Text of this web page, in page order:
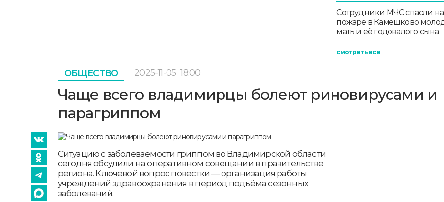
Сотрудники МЧС спасли на
пожаре в Камешково
мать и её годовалого сына
смотреть все
ОБЩЕСТВО 2025-11-05 18:00
Чаще всего владимирцы болеют риновирусами и
парагриппом
Ситуацию с заболеваемости гриппом во Владимирской области
сегодня обсудили на оперативном совещании в правительстве
региона. Ключевой вопрос повестки — организация работы
учреждений здравоохранения в период подъёма сезонных
заболеваний.